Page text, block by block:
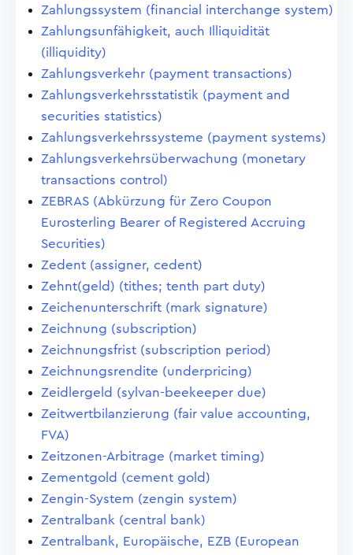
Zahlungssystem (financial interchange system)
Zahlungsunfähigkeit, auch Illiquidität
(illiquidity)
Zahlungsverkehr (payment transactions)
Zahlungsverkehrsstatistik (payment and
securities statistics)
Zahlungsverkehrssysteme (payment systems)
Zahlungsverkehrsüberwachung (monetary
transactions control)
ZEBRAS (Abkürzung für Zero Coupon
Eurosterling Bearer of Registered Accruing
Securities)
Zedent (assigner, cedent)
Zehnt(geld) (tithes; tenth part duty)
Zeichenunterschrift (mark signature)
Zeichnung (subscription)
Zeichnungsfrist (subscription period)
Zeichnungsrendite (underpricing)
Zeidlergeld (sylvan-beekeeper due)
Zeitwertbilanzierung (fair value accounting,
FVA)
Zeitzonen-Arbitrage (market timing)
Zementgold (cement gold)
Zengin-System (zengin system)
Zentralbank (central bank)
Zentralbank, Europäische, EZB (European